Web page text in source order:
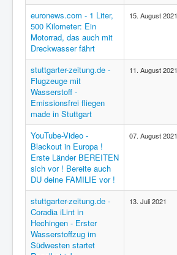
euronews.com - 1 Liter,
500 Kilometer: Ein
Motorrad, das auch mit
Dreckwasser fährt
15. August 2021
stuttgarter-zeitung.de -
Flugzeuge mit
Wasserstoff -
Emissionsfrei fliegen
made in Stuttgart
11. August 2021
YouTube-Video -
Blackout in Europa !
Erste Länder BEREITEN
sich vor ! Bereite auch
DU deine FAMILIE vor !
07. August 2021
stuttgarter-zeitung.de -
Coradia iLint in
Hechingen - Erster
Wasserstoffzug im
Südwesten startet
13. Juli 2021